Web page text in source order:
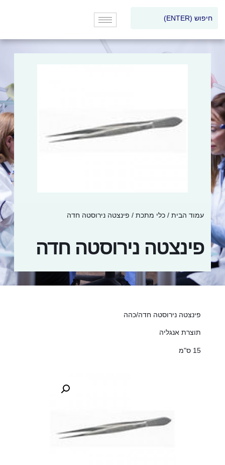
עמוד הבית / כלי מתכת / פינצטה נירוסטה חדה
פינצטה נירוסטה חדה
פינצטה נירוסטה חדה/כהה
תוצרת אנגליה
15 ס"מ